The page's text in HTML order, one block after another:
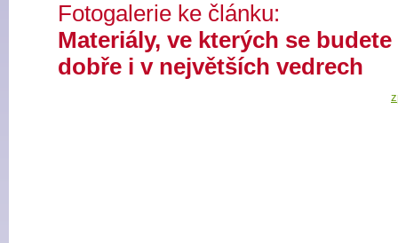
Fotogalerie ke článku:
Materiály, ve kterých se
dobře i v největších vedrech